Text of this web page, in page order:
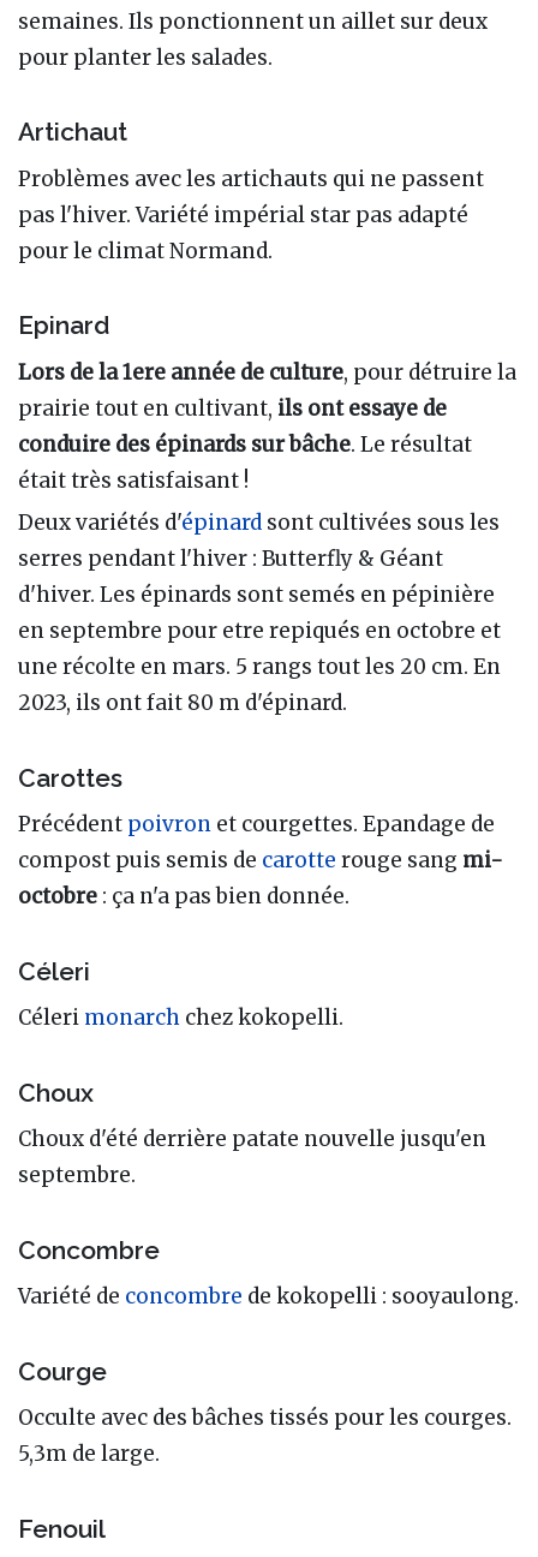
semaines. Ils ponctionnent un aillet sur deux
pour planter les salades.
Artichaut
Problèmes avec les artichauts qui ne passent
pas l'hiver. Variété impérial star pas adapté
pour le climat Normand.
Epinard
Lors de la 1ere année de culture, pour détruire la
prairie tout en cultivant, ils ont essaye de
conduire des épinards sur bâche. Le résultat
était très satisfaisant !
Deux variétés d'épinard sont cultivées sous les
serres pendant l'hiver : Butterfly & Géant
d'hiver. Les épinards sont semés en pépinière
en septembre pour etre repiqués en octobre et
une récolte en mars. 5 rangs tout les 20 cm. En
2023, ils ont fait 80 m d'épinard.
Carottes
Précédent poivron et courgettes. Epandage de
compost puis semis de carotte rouge sang mi-
octobre : ça n'a pas bien donnée.
Céleri
Céleri monarch chez kokopelli.
Choux
Choux d'été derrière patate nouvelle jusqu'en
septembre.
Concombre
Variété de concombre de kokopelli : sooyaulong.
Courge
Occulte avec des bâches tissés pour les courges.
5,3m de large.
Fenouil